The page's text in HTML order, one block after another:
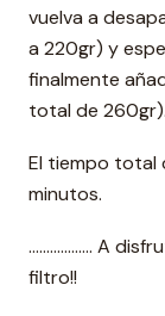
vuelva a
a 220gr) y
finalmente
total de 260gr).
El tiempo total
minutos.
……………… A
filtro!!